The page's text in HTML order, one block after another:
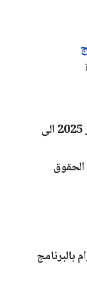
جميع الطلبة ابتداءا من 14 سبتمبر 2025 الى
الحقوق
بالبرنامج